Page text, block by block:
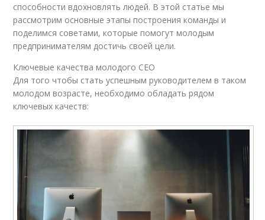
способности вдохновлять людей. В этой статье мы
рассмотрим основные этапы построения команды и
поделимся советами, которые помогут молодым
предпринимателям достичь своей цели.
Ключевые качества молодого CEO
Для того чтобы стать успешным руководителем в таком
молодом возрасте, необходимо обладать рядом
ключевых качеств: